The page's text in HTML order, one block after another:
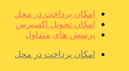
امکان پرداخت در محل
امکان تحویل اکسپرس
پرسش های متداول
امکان پرداخت در محل